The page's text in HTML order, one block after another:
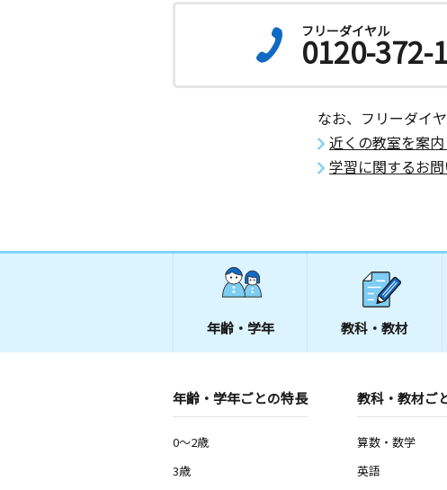
フリーダイヤル
0120-372-
なお、フリーダイ
近くの教室を案
学習に関するお
年齢・学年 教科・教材
年齢・学年ごとの特長
0～2歳
3歳
教科・教材ご
算数・数学
英語